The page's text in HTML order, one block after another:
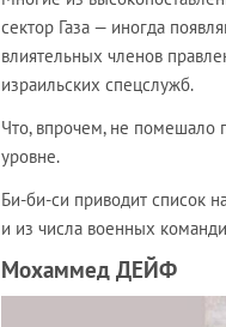
сектор Газа — иногда
влиятельных членов
израильских спецслужб.
Что, впрочем, не
уровне.
Би-би-си приводит список
и из числа военных
Мохаммед ДЕЙФ